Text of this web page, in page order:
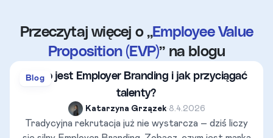
Przeczytaj więcej o „Employee Value
Proposition (EVP)” na blogu
Blog
Co to jest Employer Branding i jak przyciągać
talenty?
Katarzyna Grzązek•8.4.2026
Tradycyjna rekrutacja już nie wystarcza – dziś liczy